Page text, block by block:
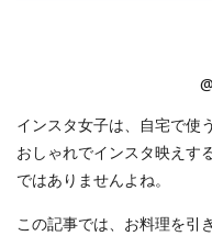
インスタ女子は、自宅で使
おしゃれでインスタ映えす
ではありませんよね。
この記事では、お料理を引